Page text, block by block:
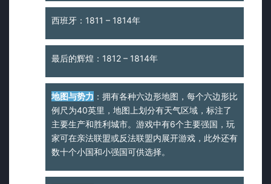
西班牙：1811 – 1814年
最后的辉煌：1812 – 1814年
地图与势力 ：拥有各种六边形地图，每个六边形比
例尺为40英里，地图上划分有天气区域，标注了
主要生产和胜利城市。游戏中有6个主要强国，玩
家可在亲法联盟或反法联盟内展开游戏，此外还有
数十个小国和小强国可供选择。